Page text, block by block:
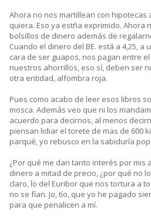
Ahora no nos martillean con hipotecas
quiera. Eso ya estña exprimido. Ahora
bolsillos de dinero además de
Cuando el dinero del BE. está a 4,25, a
cara de ser guapos, nos pagan entre
nuestros ahorrillos, eso sí, deben ser
otra entidad, alfombra roja.
Pues como acabo de leer esos libros
mosca. Además veo que ni los
acuerdo para decirnos, al menos
piensan lidiar el torete de mas de 600
parqué, yo rebusco en la sabiduría
¿Por qué me dan tanto interés por mis
dinero a mitad de precio, ¿por qué no
claro, lo del Euribor que nos tortura a
no se fían. Jo, tío, que yo he pagado
para que penalicen a mí.